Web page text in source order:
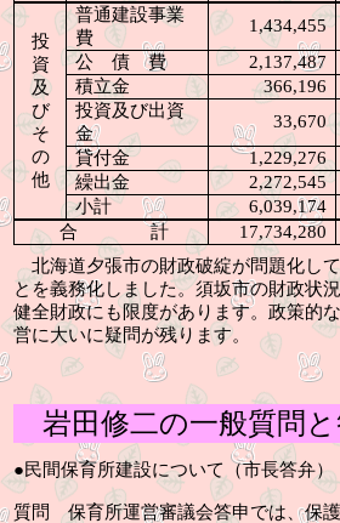
投
資
及
び
そ
の
他
普通建設事業
費
1,434,455
公債費
2,137,487
積立金
366,196
投資及び出資
金
33,670
貸付金
1,229,276
繰出金
2,272,545
小計
6,039,174
合 計
17,734,280
北海道夕張市の財政破綻が問題化し
とを義務化しました。須坂市の財政状
健全財政にも限度があります。政策的
営に大いに疑問が残ります。
岩田修二の一般質問と
●民間保育所建設について（市長答弁）
質問 保育所運営審議会答申では、保